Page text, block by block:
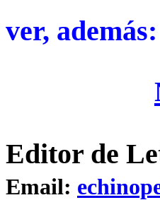
ver, además:
Editor de
Email: